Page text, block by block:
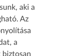
aki a
Az
a
biztosan